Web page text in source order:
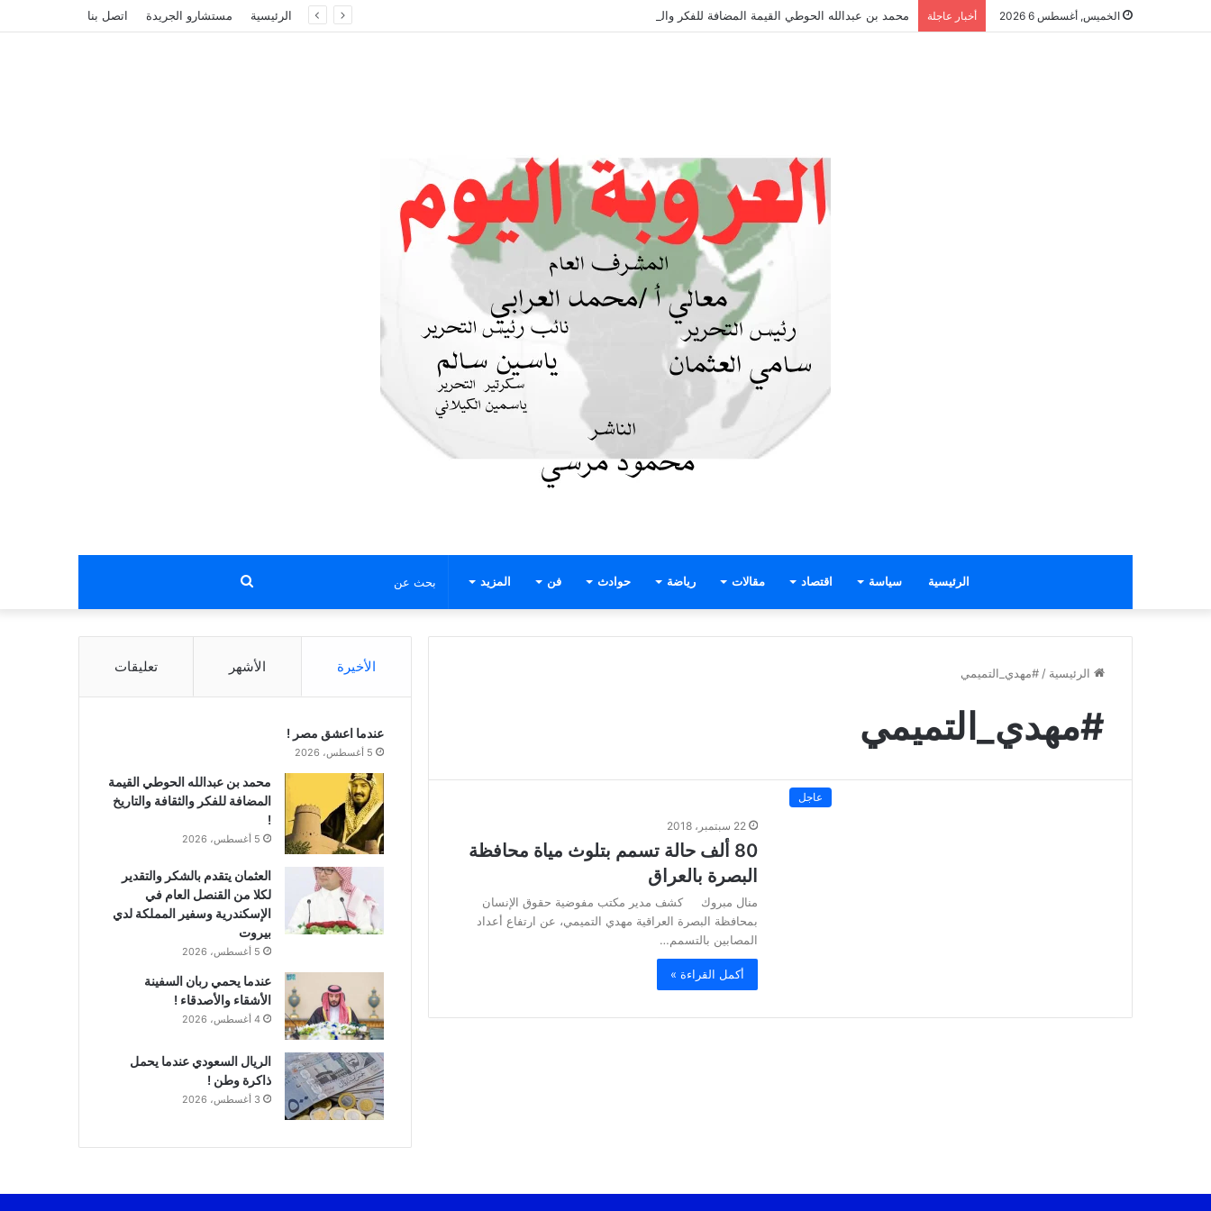
الخميس, أغسطس 6 2026 أخبار عاجلة محمد بن عبدالله الحوطي القيمة المضافة للفكر والثقافة والتاريخ ! الرئيسية مستشارو الجريدة اتصل بنا
الرئيسية سياسة اقتصاد مقالات رياضة حوادث فن المزيد بحث
عن
الرئيسية / #مهدي_التميمي
#مهدي_التميمي
عاجل
22 سبتمبر، 2018
80 ألف حالة تسمم بتلوث مياة محافظة
البصرة بالعراق
منال مبروك كشف مدير مكتب مفوضية حقوق الإنسان
بمحافظة البصرة العراقية مهدي التميمي، عن ارتفاع أعداد
المصابين بالتسمم…
أكمل القراءة »
الأخيرة الأشهر تعليقات
عندما اعشق مصر !
5 أغسطس، 2026
محمد بن عبدالله الحوطي القيمة
المضافة للفكر والثقافة والتاريخ
!
5 أغسطس، 2026
العثمان يتقدم بالشكر والتقدير
لكلا من القنصل العام في
الإسكندرية وسفير المملكة لدي
بيروت
5 أغسطس، 2026
عندما يحمي ربان السفينة
الأشقاء والأصدقاء !
4 أغسطس، 2026
الريال السعودي عندما يحمل
ذاكرة وطن !
3 أغسطس، 2026